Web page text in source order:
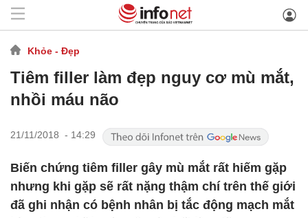
Khỏe - Đẹp
Tiêm filler làm đẹp nguy cơ mù mắt,
nhồi máu não
21/11/2018 - 14:29
Biến chứng tiêm filler gây mù mắt rất hiếm gặp
nhưng khi gặp sẽ rất nặng thậm chí trên thế giới
đã ghi nhận có bệnh nhân bị tắc động mạch mắt